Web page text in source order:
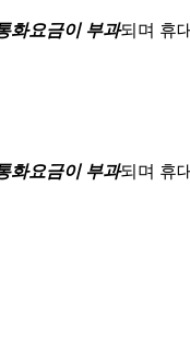
화요금이 부과되며 휴
화요금이 부과되며 휴